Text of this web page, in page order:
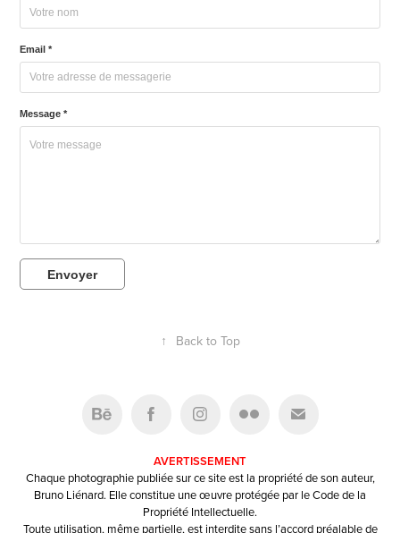
Email *
Message *
Envoyer
↑ Back to Top
AVERTISSEMENT
Chaque photographie publiée sur ce site est la propriété de son auteur,
Bruno Liénard. Elle constitue une œuvre protégée par le Code de la
Propriété Intellectuelle.
Toute utilisation, même partielle, est interdite sans l’accord préalable de